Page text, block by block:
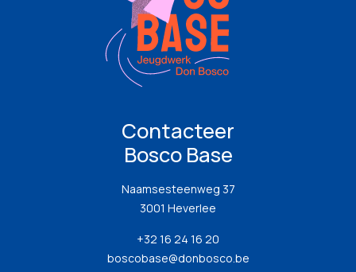
Contacteer
Bosco Base
Naamsesteenweg 37
3001 Heverlee
+32 16 24 16 20
boscobase@donbosco.be